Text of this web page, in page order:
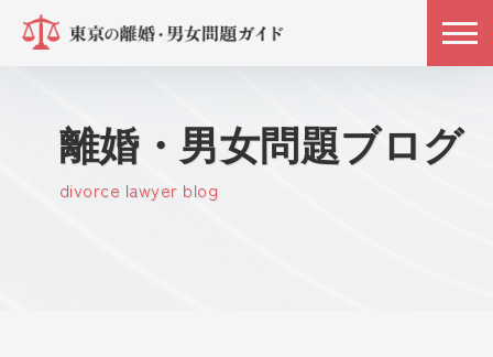
離婚・男女問題ブログ
divorce lawyer blog